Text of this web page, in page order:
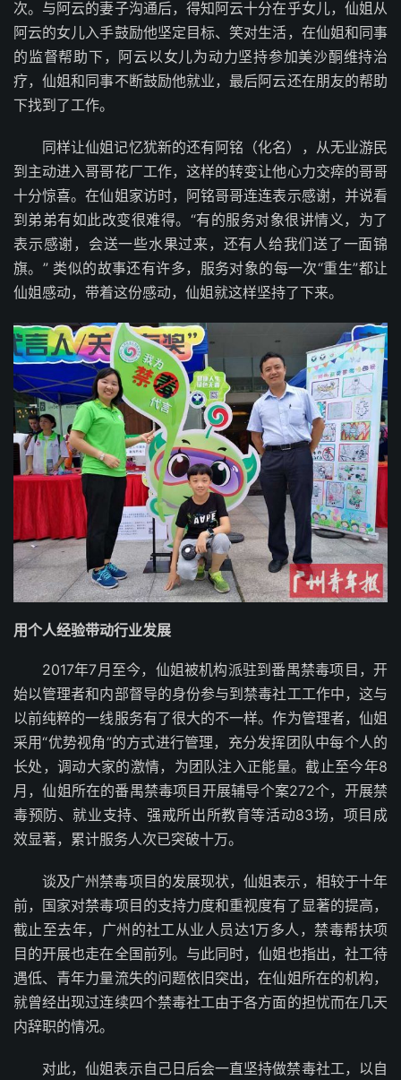
次。与阿云的妻子沟通后，得知阿云十分在乎女儿，仙姐从
阿云的女儿入手鼓励他坚定目标、笑对生活，在仙姐和同事
的监督帮助下，阿云以女儿为动力坚持参加美沙酮维持治
疗，仙姐和同事不断鼓励他就业，最后阿云还在朋友的帮助
下找到了工作。
同样让仙姐记忆犹新的还有阿铭（化名），从无业游民
到主动进入哥哥花厂工作，这样的转变让他心力交瘁的哥哥
十分惊喜。在仙姐家访时，阿铭哥哥连连表示感谢，并说看
到弟弟有如此改变很难得。“有的服务对象很讲情义，为了
表示感谢，会送一些水果过来，还有人给我们送了一面锦
旗。” 类似的故事还有许多，服务对象的每一次“重生”都让
仙姐感动，带着这份感动，仙姐就这样坚持了下来。
用个人经验带动行业发展
2017年7月至今，仙姐被机构派驻到番禺禁毒项目，开
始以管理者和内部督导的身份参与到禁毒社工工作中，这与
以前纯粹的一线服务有了很大的不一样。作为管理者，仙姐
采用“优势视角”的方式进行管理，充分发挥团队中每个人的
长处，调动大家的激情，为团队注入正能量。截止至今年8
月，仙姐所在的番禺禁毒项目开展辅导个案272个，开展禁
毒预防、就业支持、强戒所出所教育等活动83场，项目成
效显著，累计服务人次已突破十万。
谈及广州禁毒项目的发展现状，仙姐表示，相较于十年
前，国家对禁毒项目的支持力度和重视度有了显著的提高，
截止至去年，广州的社工从业人员达1万多人，禁毒帮扶项
目的开展也走在全国前列。与此同时，仙姐也指出，社工待
遇低、青年力量流失的问题依旧突出，在仙姐所在的机构，
就曾经出现过连续四个禁毒社工由于各方面的担忧而在几天
内辞职的情况。
对此，仙姐表示自己日后会一直坚持做禁毒社工，以自